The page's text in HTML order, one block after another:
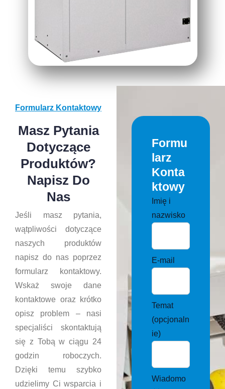
Formularz Kontaktowy
Masz Pytania
Dotyczące
Produktów?
Napisz Do
Nas
Jeśli masz pytania,
wątpliwości dotyczące
naszych produktów
napisz do nas poprzez
formularz kontaktowy.
Wskaż swoje dane
kontaktowe oraz krótko
opisz problem – nasi
specjaliści skontaktują
się z Tobą w ciągu 24
godzin roboczych.
Dzięki temu szybko
udzielimy Ci wsparcia i
Formu
Larz
Konta
Ktowy
Imię i
nazwisko
E-mail
Temat
(opcjonaln
ie)
Wiadomo